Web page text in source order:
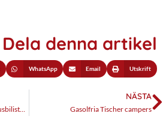
Dela denna artikel
WhatsApp Email Utskrift
Ladda hem ditt exemplar av Husbilistens Önskelista
NÄSTA
Gasolfria Tischer campers